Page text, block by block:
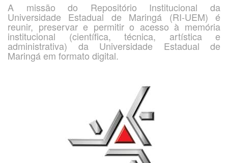
A missão do Repositório Institucional da
Universidade Estadual de Maringá (RI-UEM) é
reunir, preservar e permitir o acesso à memória
institucional (científica, técnica, artística e
administrativa) da Universidade Estadual de
Maringá em formato digital.